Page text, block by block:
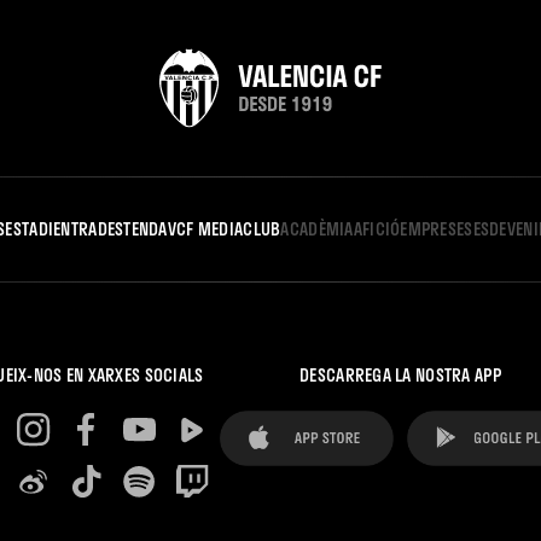
ESTADIENTRADESTENDAVCF MEDIACLUBACADÈMIAAFICIÓEMPRESES
NOS EN XARXES SOCIALS DESCARREGA LA NOSTRA APP